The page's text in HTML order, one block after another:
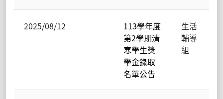
2025/08/12
113學年度
第2學期清
寒學生獎
學金錄取
名單公告
生活
輔導
組